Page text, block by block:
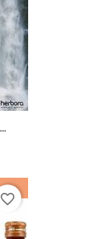
favorite_border